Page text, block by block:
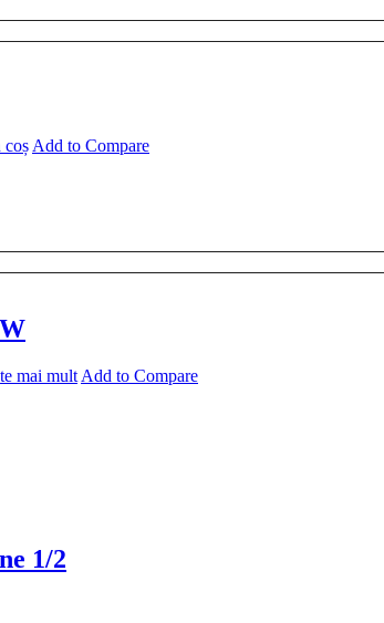
coș Add to Compare
mai mult Add to Compare
1/2